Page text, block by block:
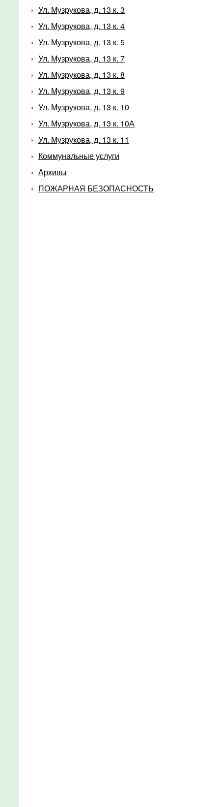
Ул. Музрукова, д. 13 к. 3
Ул. Музрукова, д. 13 к. 4
Ул. Музрукова, д. 13 к. 5
Ул. Музрукова, д. 13 к. 7
Ул. Музрукова, д. 13 к. 8
Ул. Музрукова, д. 13 к. 9
Ул. Музрукова, д. 13 к. 10
Ул. Музрукова, д. 13 к. 10А
Ул. Музрукова, д. 13 к. 11
Коммунальные услуги
Архивы
ПОЖАРНАЯ БЕЗОПАСНОСТЬ